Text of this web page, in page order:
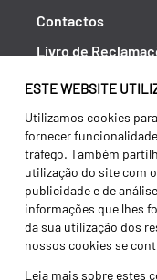
ESTE WEBSITE
Utilizamos cookies
fornecer
tráfego. Também
utilização do site com
publicidade e de
informações que lhes
da sua utilização dos
nossos cookies se
Leia mais sobre estes
Contactos
Livro de
Política de
Canal de
Termos e